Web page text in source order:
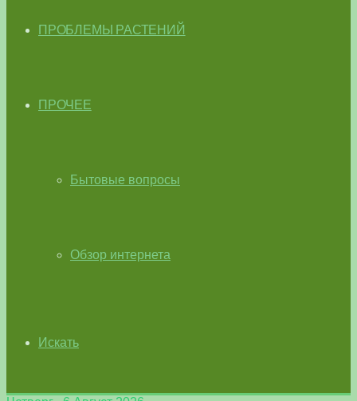
ПРОБЛЕМЫ РАСТЕНИЙ
ПРОЧЕЕ
Бытовые вопросы
Обзор интернета
Искать